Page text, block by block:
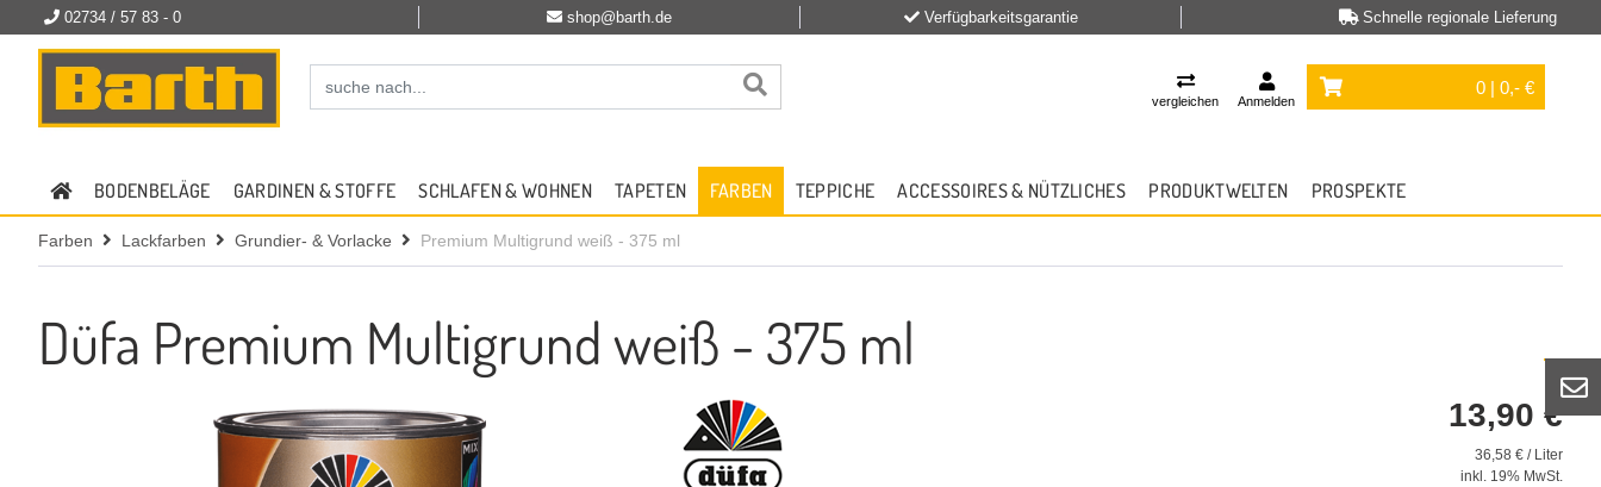
02734 / 57 83 - 0 shop@barth.de Verfügbarkeitsgarantie Schnelle regionale Lieferung
vergleichen Anmelden
0 | 0,- €
BODENBELÄGE GARDINEN & STOFFE SCHLAFEN & WOHNEN TAPETEN FARBEN TEPPICHE ACCESSOIRES & NÜTZLICHES PRODUKTWELTEN PROSPEKTE
Farben Lackfarben Grundier- & Vorlacke Premium Multigrund weiß - 375 ml
Düfa Premium Multigrund weiß - 375 ml
13,90 €
36,58 € / Liter
inkl. 19% MwSt.